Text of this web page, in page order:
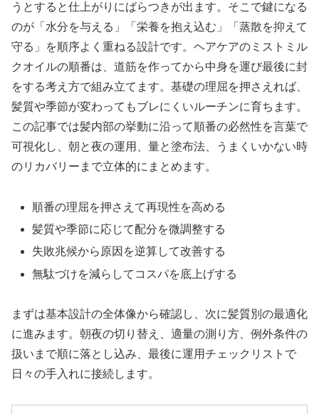
うとすると仕上がりにばらつきが出ます。そこで鍵になる
のが「水分を与える」「栄養を抱え込む」「蒸散を抑えて
守る」を順序よく重ねる設計です。ヘアケアのミストミル
クオイルの順番は、道筋を作ってから中身を運び最後に封
をする考え方で組み立てます。基礎の理屈を押さえれば、
髪質や季節が変わってもブレにくいルーチンに育ちます。
この記事では髪内部の挙動に沿って順番の必然性を言葉で
可視化し、朝と夜の運用、量と塗布法、うまくいかない時
のリカバリーまで立体的にまとめます。
順番の理屈を押さえて再現性を高める
髪質や季節に応じて配分を微調整する
失敗兆候から原因を逆算して改善する
無駄づけを減らしてコスパを底上げする
まずは基本設計の全体像から確認し、次に髪質別の最適化
に進みます。朝夜の切り替え、適量の測り方、例外条件の
扱いまで順に落とし込み、最後に運用チェックリストで
日々の手入れに接続します。